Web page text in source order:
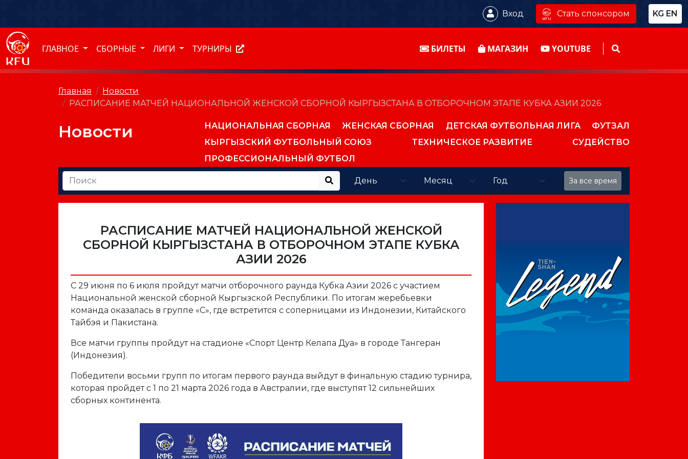
Вход Стать спонсором KG EN
ГЛАВНОЕ СБОРНЫЕ ЛИГИ ТУРНИРЫ БИЛЕТЫ МАГАЗИН YOUTUBE
Главная
Новости
РАСПИСАНИЕ МАТЧЕЙ НАЦИОНАЛЬНОЙ ЖЕНСКОЙ СБОРНОЙ КЫРГЫЗСТАНА В ОТБОРОЧНОМ ЭТАПЕ КУБКА АЗИИ 2026
Новости НАЦИОНАЛЬНАЯ СБОРНАЯ ЖЕНСКАЯ СБОРНАЯ ДЕТСКАЯ ФУТБОЛЬНАЯ ЛИГА
ФУТЗАЛ
КЫРГЫЗСКИЙ ФУТБОЛЬНЫЙ СОЮЗ
ТЕХНИЧЕСКОЕ РАЗВИТИЕ
СУДЕЙСТВО
ПРОФЕССИОНАЛЬНЫЙ ФУТБОЛ
За все время
РАСПИСАНИЕ МАТЧЕЙ НАЦИОНАЛЬНОЙ ЖЕНСКОЙ
СБОРНОЙ КЫРГЫЗСТАНА В ОТБОРОЧНОМ ЭТАПЕ КУБКА
АЗИИ 2026
С 29 июня по 6 июля пройдут матчи отборочного раунда Кубка Азии 2026 с участием
Национальной женской сборной Кыргызской Республики. По итогам жеребьевки
команда оказалась в группе «C», где встретится с соперницами из Индонезии, Китайского
Тайбэя и Пакистана.
Все матчи группы пройдут на стадионе «Спорт Центр Келапа Дуа» в городе Тангеран
(Индонезия).
Победители восьми групп по итогам первого раунда выйдут в финальную стадию турнира,
которая пройдет с 1 по 21 марта 2026 года в Австралии, где выступят 12 сильнейших
сборных континента.